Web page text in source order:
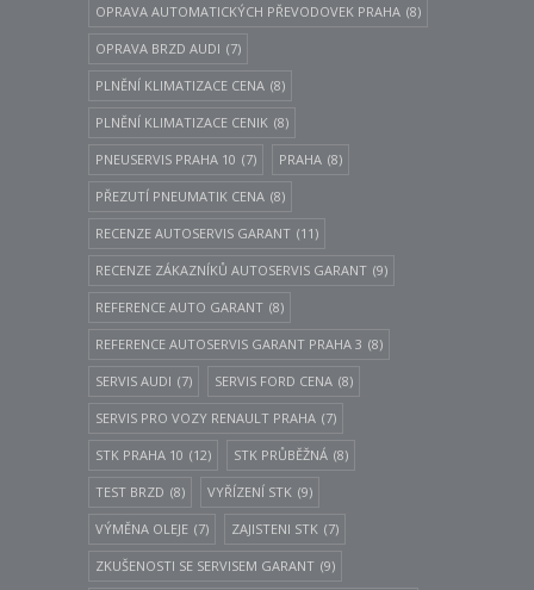
OPRAVA AUTOMATICKÝCH PŘEVODOVEK PRAHA (8)
OPRAVA BRZD AUDI (7)
PLNĚNÍ KLIMATIZACE CENA (8)
PLNĚNÍ KLIMATIZACE CENIK (8)
PNEUSERVIS PRAHA 10 (7) PRAHA (8)
PŘEZUTÍ PNEUMATIK CENA (8)
RECENZE AUTOSERVIS GARANT (11)
RECENZE ZÁKAZNÍKŮ AUTOSERVIS GARANT (9)
REFERENCE AUTO GARANT (8)
REFERENCE AUTOSERVIS GARANT PRAHA 3 (8)
SERVIS AUDI (7) SERVIS FORD CENA (8)
SERVIS PRO VOZY RENAULT PRAHA (7)
STK PRAHA 10 (12) STK PRŮBĚŽNÁ (8)
TEST BRZD (8) VYŘÍZENÍ STK (9)
VÝMĚNA OLEJE (7) ZAJISTENI STK (7)
ZKUŠENOSTI SE SERVISEM GARANT (9)